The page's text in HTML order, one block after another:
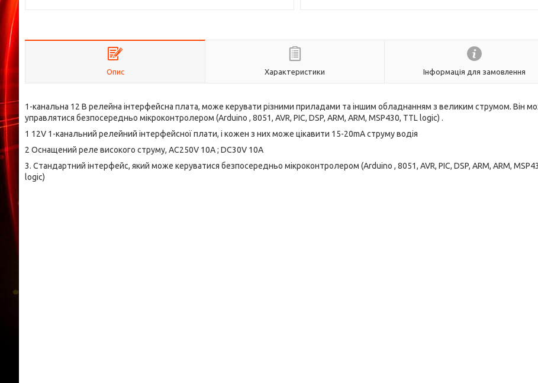
Опис Характеристики Інформація для замовлення
1-канальна 12 В релейна інтерфейсна плата, може керувати різними приладами та іншим обладнанням з великим струмом. Він
управлятися безпосередньо мікроконтролером (Arduino , 8051, AVR, PIC, DSP, ARM, ARM, MSP430, TTL logic) .
1 12V 1-канальний релейний інтерфейсної плати, і кожен з них може цікавити 15-20mA струму водія
2 Оснащений реле високого струму, AC250V 10A ; DC30V 10A
3. Стандартний інтерфейс, який може керуватися безпосередньо мікроконтролером (Arduino , 8051, AVR, PIC, DSP, ARM, ARM,
logic)